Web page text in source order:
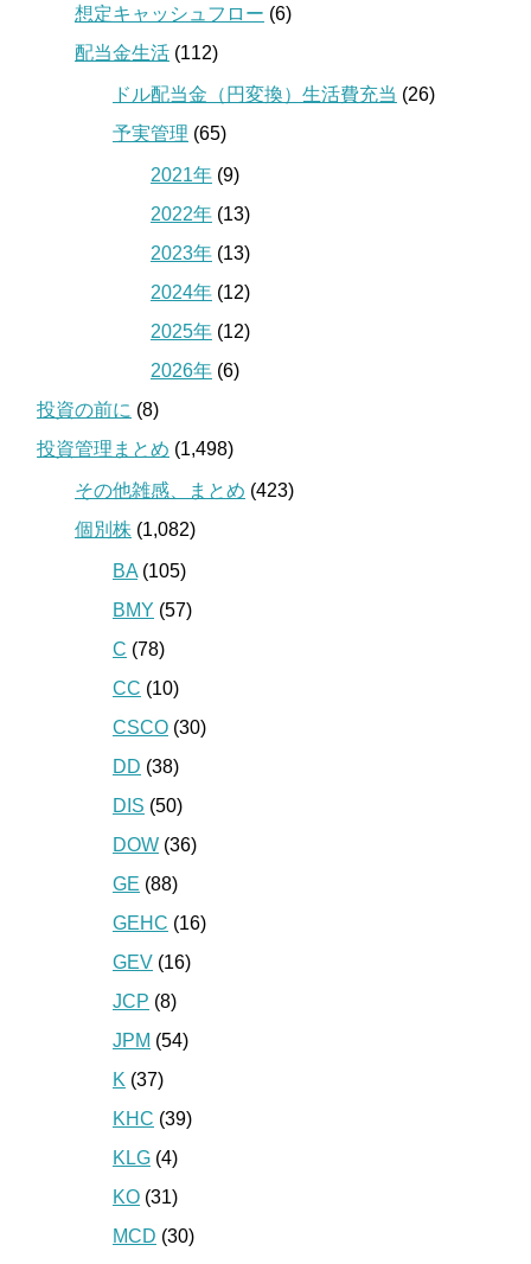
想定キャッシュフロー (6)
配当金生活 (112)
ドル配当金（円変換）生活費充当 (26)
予実管理 (65)
2021年 (9)
2022年 (13)
2023年 (13)
2024年 (12)
2025年 (12)
2026年 (6)
投資の前に (8)
投資管理まとめ (1,498)
その他雑感、まとめ (423)
個別株 (1,082)
BA (105)
BMY (57)
C (78)
CC (10)
CSCO (30)
DD (38)
DIS (50)
DOW (36)
GE (88)
GEHC (16)
GEV (16)
JCP (8)
JPM (54)
K (37)
KHC (39)
KLG (4)
KO (31)
MCD (30)